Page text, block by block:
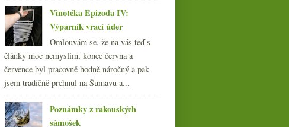
Vinotéka Epizoda IV:
Výparník vrací úder
Omlouvám se, že na vás teď s
články moc nemyslím, konec června a
července byl pracovně hodně náročný a pak
jsem tradičně prchnul na Šumavu a...
Poznámky z rakouských
sámošek